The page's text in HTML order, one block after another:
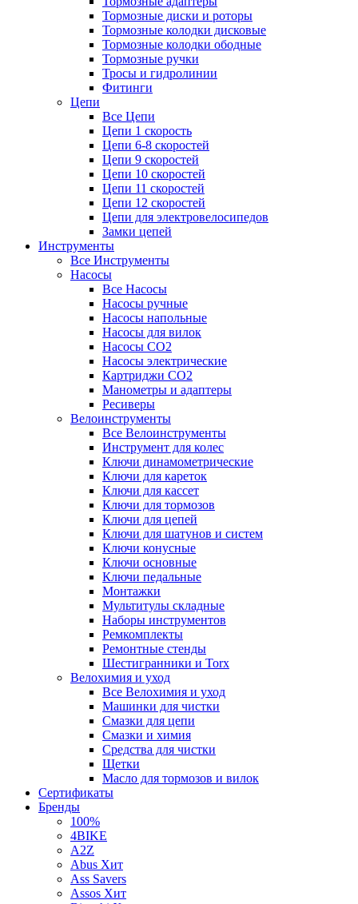
Тормозные диски и роторы
Тормозные колодки дисковые
Тормозные колодки ободные
Тормозные ручки
Тросы и гидролинии
Фитинги
Цепи
Все Цепи
Цепи 1 скорость
Цепи 6-8 скоростей
Цепи 9 скоростей
Цепи 10 скоростей
Цепи 11 скоростей
Цепи 12 скоростей
Цепи для электровелосипедов
Замки цепей
Инструменты
Все Инструменты
Насосы
Все Насосы
Насосы ручные
Насосы напольные
Насосы для вилок
Насосы CO2
Насосы электрические
Картриджи CO2
Манометры и адаптеры
Ресиверы
Велоинструменты
Все Велоинструменты
Инструмент для колес
Ключи динамометрические
Ключи для кареток
Ключи для кассет
Ключи для тормозов
Ключи для цепей
Ключи для шатунов и систем
Ключи конусные
Ключи основные
Ключи педальные
Монтажки
Мультитулы складные
Наборы инструментов
Ремкомплекты
Ремонтные стенды
Шестигранники и Torx
Велохимия и уход
Все Велохимия и уход
Машинки для чистки
Смазки для цепи
Смазки и химия
Средства для чистки
Щетки
Масло для тормозов и вилок
Сертификаты
Бренды
100%
4BIKE
A2Z
Abus Хит
Ass Savers
Assos Хит